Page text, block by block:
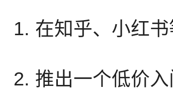
1. 在知乎、小红
2. 推出一个低价